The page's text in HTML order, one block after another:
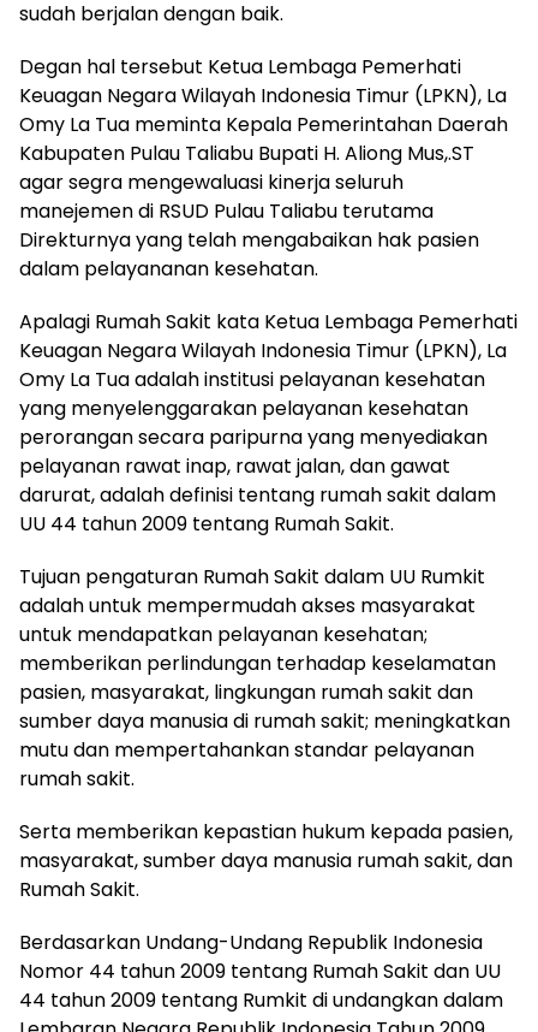
sudah berjalan dengan baik.
Degan hal tersebut Ketua Lembaga Pemerhati
Keuagan Negara Wilayah Indonesia Timur (LPKN), La
Omy La Tua meminta Kepala Pemerintahan Daerah
Kabupaten Pulau Taliabu Bupati H. Aliong Mus,.ST
agar segra mengewaluasi kinerja seluruh
manejemen di RSUD Pulau Taliabu terutama
Direkturnya yang telah mengabaikan hak pasien
dalam pelayananan kesehatan.
Apalagi Rumah Sakit kata Ketua Lembaga Pemerhati
Keuagan Negara Wilayah Indonesia Timur (LPKN), La
Omy La Tua adalah institusi pelayanan kesehatan
yang menyelenggarakan pelayanan kesehatan
perorangan secara paripurna yang menyediakan
pelayanan rawat inap, rawat jalan, dan gawat
darurat, adalah definisi tentang rumah sakit dalam
UU 44 tahun 2009 tentang Rumah Sakit.
Tujuan pengaturan Rumah Sakit dalam UU Rumkit
adalah untuk mempermudah akses masyarakat
untuk mendapatkan pelayanan kesehatan;
memberikan perlindungan terhadap keselamatan
pasien, masyarakat, lingkungan rumah sakit dan
sumber daya manusia di rumah sakit; meningkatkan
mutu dan mempertahankan standar pelayanan
rumah sakit.
Serta memberikan kepastian hukum kepada pasien,
masyarakat, sumber daya manusia rumah sakit, dan
Rumah Sakit.
Berdasarkan Undang-Undang Republik Indonesia
Nomor 44 tahun 2009 tentang Rumah Sakit dan UU
44 tahun 2009 tentang Rumkit di undangkan dalam